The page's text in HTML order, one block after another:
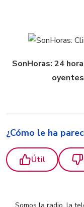
SonHoras: 24
¿Cómo le ha
Útil